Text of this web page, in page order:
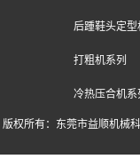
后踵鞋头定型
打粗机系列
冷热压合机系
版权所有：东莞市益顺机械